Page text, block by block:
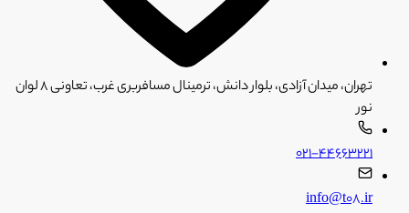
تهران، میدان آزادی، بلوار دانش، ترمینال مسافربری غرب، تعاونی ۸ لوان
نور
۰۲۱-۴۴۶۶۳۲۲۱
info@t08.ir